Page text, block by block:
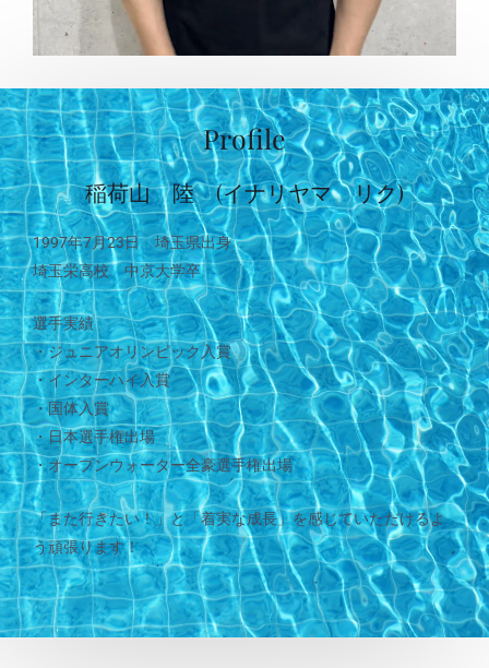
Profile
稲荷山 陸 (イナリヤマ リク)
1997年7月23日 埼玉県出身
埼玉栄高校 中京大学卒
選手実績
・ジュニアオリンピック入賞
・インターハイ入賞
・国体入賞
・日本選手権出場
・オープンウォーター全豪選手権出場
「また行きたい！」と「着実な成長」を感じていただけるよ
う頑張ります！